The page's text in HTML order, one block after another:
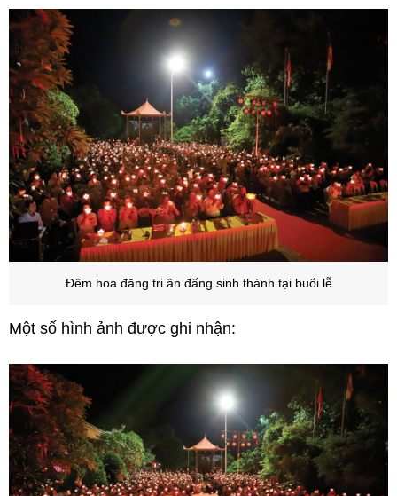
Đêm hoa đăng tri ân đấng sinh thành tại buổi lễ
Một số hình ảnh được ghi nhận: